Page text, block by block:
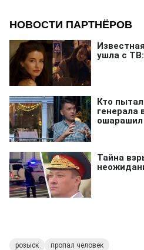
розыск пропал человек